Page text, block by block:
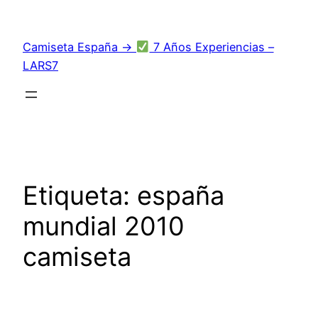
contenido
Camiseta España →
7 Años Experiencias –
LARS7
Etiqueta: españa
mundial 2010
camiseta